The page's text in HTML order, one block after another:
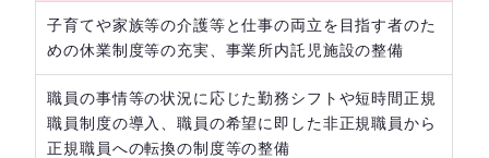
子育てや家族等の介護等と仕事の両立を目指す者のた
めの休業制度等の充実、事業所内託児施設の整備
職員の事情等の状況に応じた勤務シフトや短時間正規
職員制度の導入、職員の希望に即した非正規職員から
正規職員への転換の制度等の整備